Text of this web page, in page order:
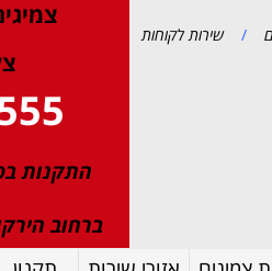
/ שירות לקוחות
צמיגי
התקנות
ברחוב הירקונים 25